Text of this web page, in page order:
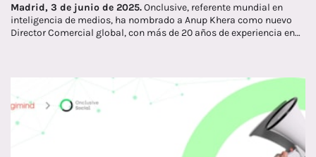
Madrid, 3 de junio de 2025.Onclusive, referente mundial en
inteligencia de medios, ha nombrado a Anup Khera como nuevo
Director Comercial global, con más de 20 años de experiencia en
crecimiento, entre ellas Haiilo, Cheetah Digital y Attentive, la
plataforma de SMS y correo electrónico impulsada por IA, donde
ocupaba recientemente el cargo de Vicepresidente y Director
General Internacional.